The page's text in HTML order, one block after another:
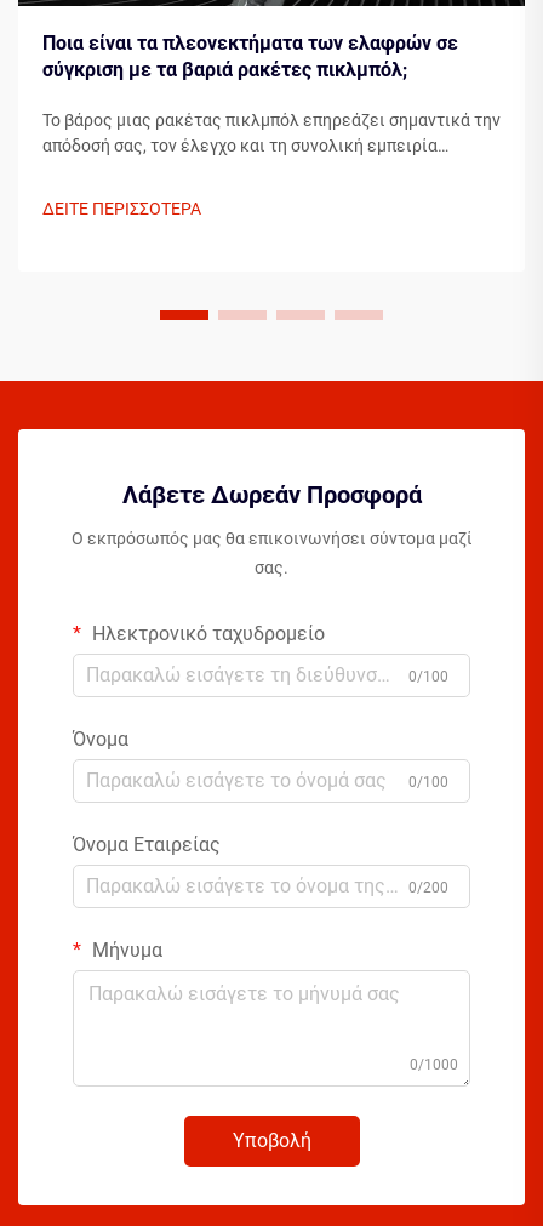
Ποια είναι τα πλεονεκτήματα των ελαφρών σε
σύγκριση με τα βαριά ρακέτες πικλμπόλ;
Το βάρος μιας ρακέτας πικλμπόλ επηρεάζει σημαντικά την
απόδοσή σας, τον έλεγχο και τη συνολική εμπειρία
ΔΕΙΤΕ ΠΕΡΙΣΣΟΤΕΡΑ
Λάβετε Δωρεάν Προσφορά
Ο εκπρόσωπός μας θα επικοινωνήσει σύντομα μαζί
σας.
Ηλεκτρονικό ταχυδρομείο
0/100
Όνομα
0/100
Όνομα Εταιρείας
0/200
Μήνυμα
0/1000
Υποβολή